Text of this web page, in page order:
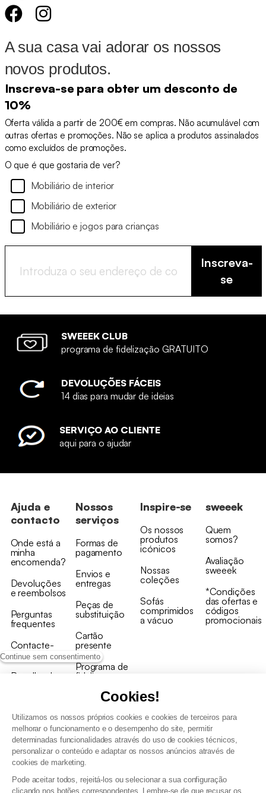
Continue sem consentimento
Cookies!
Utilizamos os nossos próprios cookies e cookies de terceiros para
melhorar o funcionamento e o desempenho do site, permitir
determinadas funcionalidades através do uso de cookies técnicos,
personalizar o conteúdo e adaptar os nossos anúncios através de
cookies de marketing.
Pode aceitar todos, rejeitá-los ou selecionar a sua configuração
clicando nos botões correspondentes. Lembre-se de que recusar os
A sua casa vai adorar os nossos
novos produtos.
Inscreva-se para obter um desconto de
10%
Oferta válida a partir de 200€ em compras. Não acumulável com
outras ofertas e promoções. Não se aplica a produtos assinalados
como excluídos de promoções.
O que é que gostaria de ver?
Mobiliário de interior
Mobiliário de exterior
Mobiliário e jogos para crianças
Inscreva-
se
SWEEEK CLUB
programa de fidelização GRATUITO
DEVOLUÇÕES FÁCEIS
14 dias para mudar de ideias
SERVIÇO AO CLIENTE
aqui para o ajudar
Ajuda e
contacto
Onde está a
minha
encomenda?
Devoluções
e reembolsos
Perguntas
frequentes
Contacte-
nos
Recolha de
Nossos
serviços
Formas de
pagamento
Envios e
entregas
Peças de
substituição
Cartão
presente
Programa de
fidelizaçao
Inspire-se
Os nossos
produtos
icónicos
Nossas
coleções
Sofás
comprimidos
a vácuo
sweeek
Quem
somos?
Avaliação
sweeek
*Condições
das ofertas e
códigos
promocionais
Termos e Condições Gerais de Venda e Aviso Legal
Gestão de dados pessoais e política de cookies